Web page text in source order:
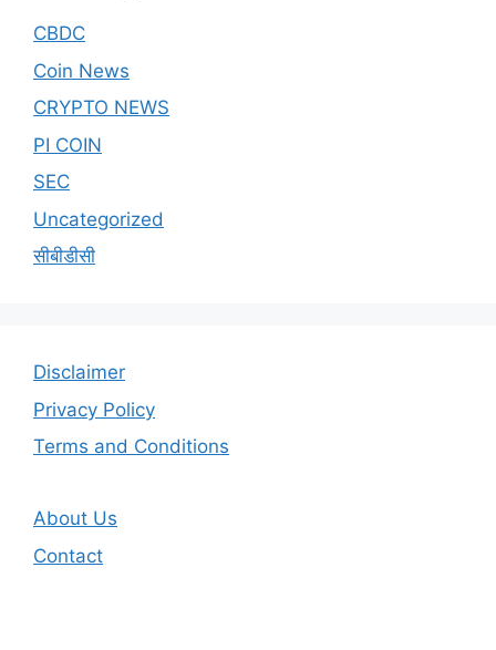
CBDC
Coin News
CRYPTO NEWS
PI COIN
SEC
Uncategorized
सीबीडीसी
Disclaimer
Privacy Policy
Terms and Conditions
About Us
Contact